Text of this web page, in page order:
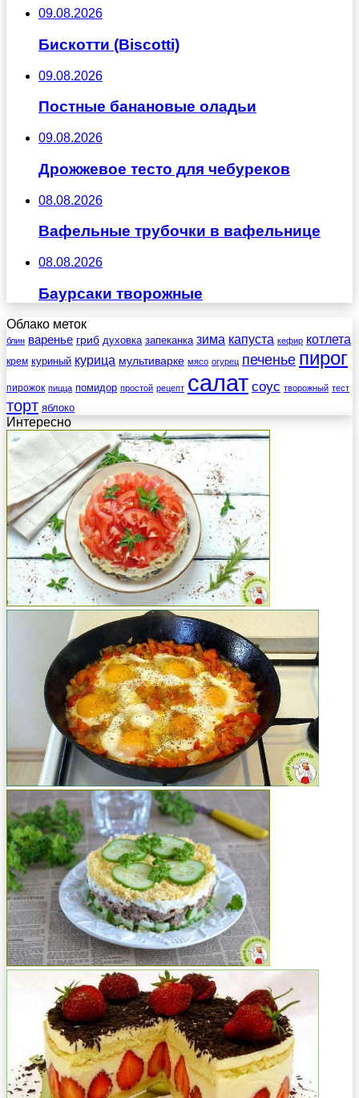
09.08.2026
Бискотти (Biscotti)
09.08.2026
Постные банановые оладьи
09.08.2026
Дрожжевое тесто для чебуреков
08.08.2026
Вафельные трубочки в вафельнице
08.08.2026
Баурсаки творожные
Облако меток
блин варенье гриб духовка запеканка зима капуста кефир котлета
крем куриный курица мультиварке мясо огурец печенье пирог
пирожок пицца помидор простой рецепт салат соус творожный тест
торт яблоко
Интересно